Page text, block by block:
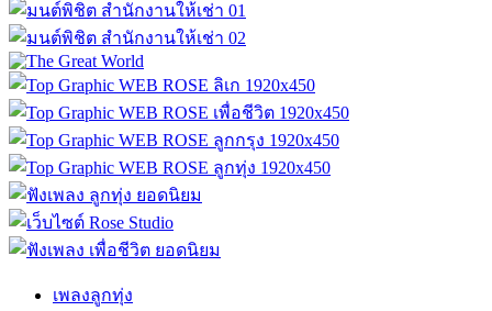
เพลงลูกทุ่ง